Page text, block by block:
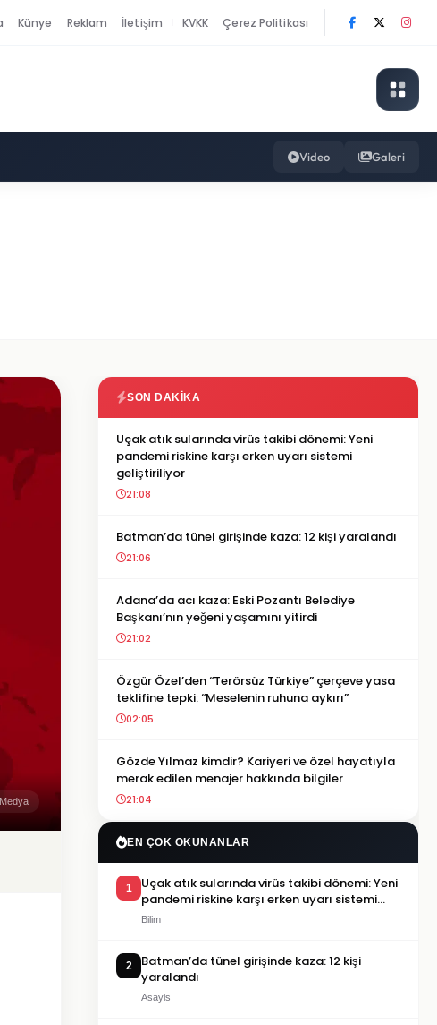
Künye Reklam İletişim KVKK Çerez Politikası
Video Galeri
SON DAKIKA
Uçak atık sularında virüs takibi dönemi: Yeni
pandemi riskine karşı erken uyarı sistemi
geliştiriliyor
21:08
Batman’da tünel girişinde kaza: 12 kişi yaralandı
21:06
Adana’da acı kaza: Eski Pozantı Belediye
Başkanı’nın yeğeni yaşamını yitirdi
21:02
Özgür Özel’den “Terörsüz Türkiye” çerçeve yasa
teklifine tepki: “Meselenin ruhuna aykırı”
02:05
Gözde Yılmaz kimdir? Kariyeri ve özel hayatıyla
merak edilen menajer hakkında bilgiler
21:04
EN ÇOK OKUNANLAR
1
Uçak atık sularında virüs takibi dönemi: Yeni
pandemi riskine karşı erken uyarı sistemi
geliştiriliyor
Bilim
2
Batman’da tünel girişinde kaza: 12 kişi
yaralandı
Asayis